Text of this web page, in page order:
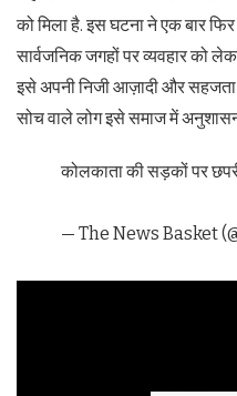
को मिला है. इस घटना ने एक बार
सार्वजनिक जगहों पर व्यवहार को
इसे अपनी निजी आज़ादी और सहजता
सोच वाले लोग इसे समाज में
कोलकाता की सड़कों पर
— The News Basket